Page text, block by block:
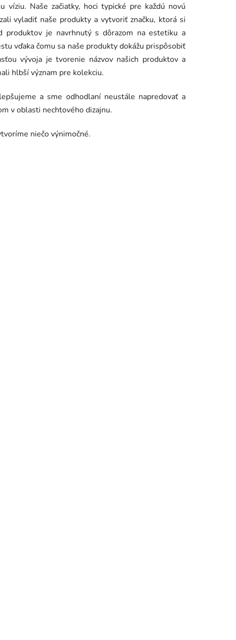
víziu. Naše začiatky, hoci typické pre každú novú
vyladiť naše produkty a vytvoriť značku, ktorá si
produktov je navrhnutý s dôrazom na estetiku a
vďaka čomu sa naše produkty dokážu prispôsobiť
vývoja je tvorenie názvov našich produktov a
hlbší význam pre kolekciu.
a sme odhodlaní neustále napredovať a
v oblasti nechtového dizajnu.
niečo výnimočné.